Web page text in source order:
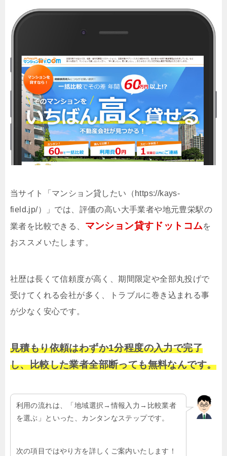
当サイト「マンション貸したい（https://kays-
field.jp/）」では、評価の高い大手業者や地元豊栄駅の
業者を比較できる、 マンション貸すドットコムを
おススメいたします。
社歴は長くて信頼度が高く、期間限定や全部丸投げで
受けてくれる会社が多く、トラブルに巻き込まれる事
が少なく安心です。
見積もり依頼はわずか1分程度の入力で完了
し、比較した業者全部断っても無料なんです。
利用の流れは、「地域選択→情報入力→比較業者
を選ぶ」といった、カンタンなステップです。
次の項目ではやり方を詳しくご案内いたします！